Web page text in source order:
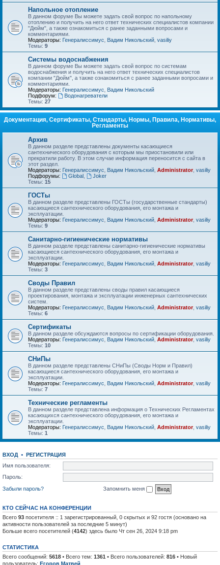
Напольное отопление
В данном форуме Вы можете задать свой вопрос по напольному
отоплению и получить на него ответ технических специалистов компании
"Дюйм", а также ознакомиться с ранее заданными вопросами и
комментариями.
Модераторы: Генералиссимус Вадим Никольский vasiliy
Темы: 9
Системы водоснабжения
В данном форуме Вы можете задать свой вопрос по системам
водоснабжения и получить на него ответ технических специалистов
компании "Дюйм", а также ознакомиться с ранее заданными вопросами и
комментариями.
Модераторы: Генералиссимус
Вадим Никольский
Подфорум:
Водонагреватели
Темы: 27
Документация, Сертификаты, Стандарты, Нормы, Правила, Нормативы,
Регламенты
Архив
В данном разделе представлены документы касающиеся
сантехнического оборудования с которым мы приостановили или
прекратили работу. В этом случае информация переносится с сайта в
этот раздел.
Модераторы: Генералиссимус Вадим Никольский Administrator, vasiliy
Подфорумы:
Global,
Joker
Темы: 15
ГОСТы
В данном разделе представлены ГОСТы (государственные стандарты)
касающиеся сантехнического оборудования, его монтажа и
эксплуатации.
Модераторы: Генералиссимус Вадим Никольский Administrator, vasiliy
Темы: 9
Санитарно-гигиенические нормативы
В данном разделе представлены санитарно-гигиенические нормативы
касающиеся сантехнического оборудования, его монтажа и
эксплуатации.
Модераторы: Генералиссимус Вадим Никольский Administrator, vasiliy
Темы: 3
Своды Правил
В данном разделе представлены своды правил касающиеся
проектирования, монтажа и эксплуатации инженерных сантехнических
систем.
Модераторы: Генералиссимус Вадим Никольский Administrator, vasiliy
Темы: 6
Сертификаты
В данном разделе обсуждаются вопросы по сертификации оборудования.
Модераторы: Генералиссимус Вадим Никольский Administrator, vasiliy
Темы: 10
СНиПы
В данном разделе представлены СНиПы (Своды Норм и Правил)
касающиеся сантехнического оборудования, его монтажа и
эксплуатации.
Модераторы: Генералиссимус Вадим Никольский Administrator, vasiliy
Темы: 7
Технические регламенты
В данном разделе представлена информация о Технических Регламентах
касающихся сантехнического оборудования, его монтажа и
эксплуатации.
Модераторы: Генералиссимус Вадим Никольский Administrator, vasiliy
Темы: 1
ВХОД • РЕГИСТРАЦИЯ
Имя пользователя:
Пароль:
Забыли пароль?
Запомнить меня
КТО СЕЙЧАС НА КОНФЕРЕНЦИИ
Всего 93 посетителя :: 1 зарегистрированный, 0 скрытых и 92 гостя (основано на
активности пользователей за последние 5 минут)
Больше всего посетителей (4142) здесь было Чт сен 26, 2024 9:18 pm
СТАТИСТИКА
Всего сообщений: 5618 • Всего тем: 1361 • Всего пользователей: 816 • Новый
пользователь: Егоров Матвей